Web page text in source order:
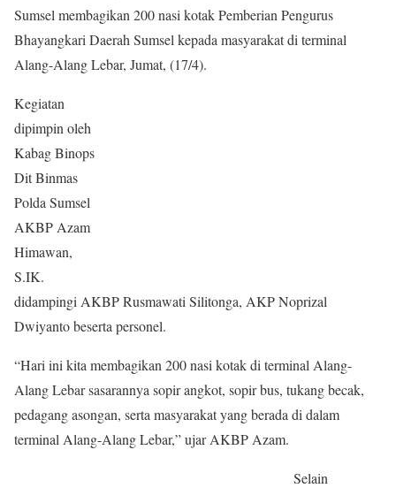
Sumsel membagikan 200 nasi kotak Pemberian Pengurus
Bhayangkari Daerah Sumsel kepada masyarakat di terminal
Alang-Alang Lebar, Jumat, (17/4).
Kegiatan
dipimpin oleh
Kabag Binops
Dit Binmas
Polda Sumsel
AKBP Azam
Himawan,
S.IK.
didampingi AKBP Rusmawati Silitonga, AKP Noprizal
Dwiyanto beserta personel.
“Hari ini kita membagikan 200 nasi kotak di terminal Alang-
Alang Lebar sasarannya sopir angkot, sopir bus, tukang becak,
pedagang asongan, serta masyarakat yang berada di dalam
terminal Alang-Alang Lebar,” ujar AKBP Azam.
Selain